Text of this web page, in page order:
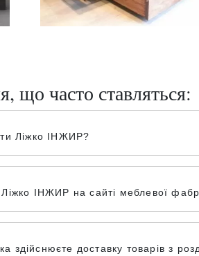
що часто ставляться:
Ліжко ІНЖИР?
ІНЖИР на сайті меблевої
доставку товарів з